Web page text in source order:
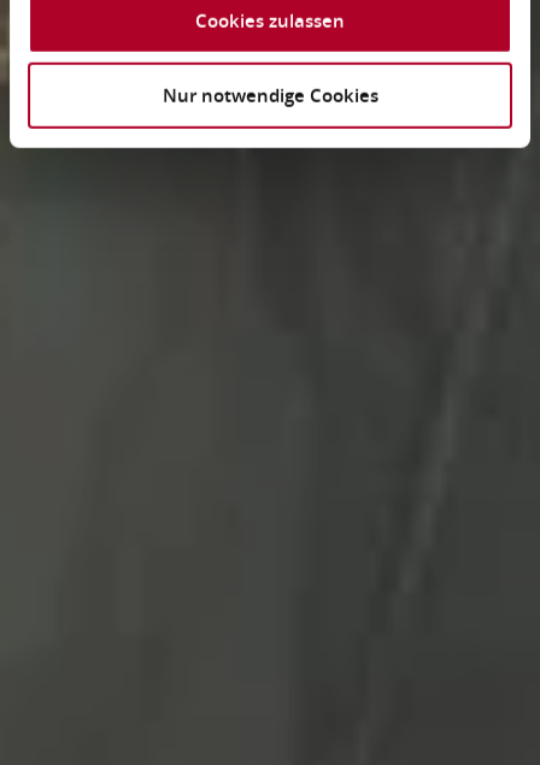
Cookies zulassen
Nur notwendige Cookies